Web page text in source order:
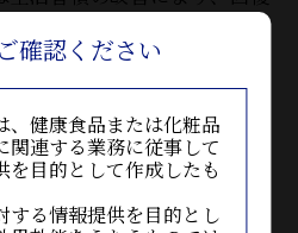
前に、生活習慣を改善し、血
とが非常に重要であると言え
ラバンジェノール(R)」は、
性）維持に役立つ機能性素材
確認ください
、健康食品または化粧品
関連する業務に従事して
を目的として作成したも
する情報提供を目的とし